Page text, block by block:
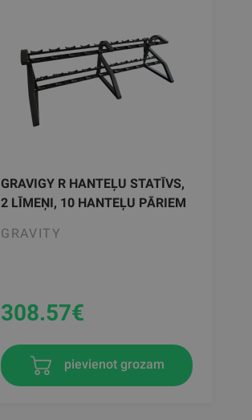
GRAVIGY R HANTEĻU STATĪVS,
2 LĪMEŅI, 10 HANTEĻU PĀRIEM
GRAVITY
308.57€
pievienot grozam